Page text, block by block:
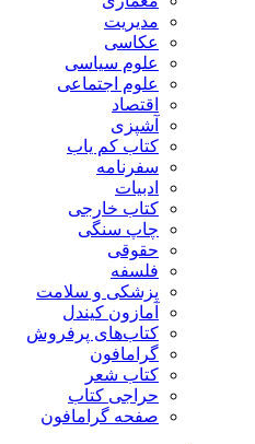
مدیریت
عکاسی
علوم سیاسی
علوم اجتماعی
اقتصاد
آشپزی
کتاب کم یاب
سفرنامه
ادبیات
کتاب خارجی
چاپ سنگی
حقوقی
فلسفه
پزشکی و سلامت
آمازون کیندل
کتاب‌های پرفروش
گرامافون
کتاب شعر
حراجی کتاب
صفحه گرامافون